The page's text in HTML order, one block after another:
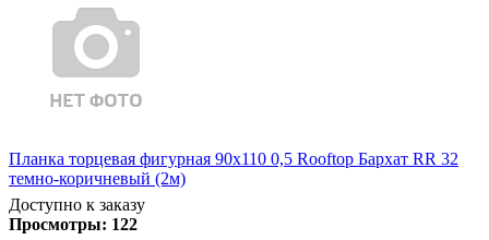
Планка торцевая фигурная 90х110 0,5 Rooftop Бархат RR 32
темно-коричневый (2м)
Доступно к заказу
Просмотры: 122